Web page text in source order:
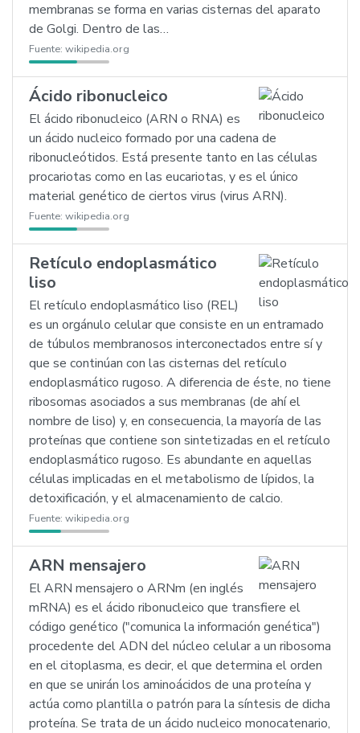
membranas se forma en varias cisternas del aparato
de Golgi. Dentro de las…
Fuente: wikipedia.org
Ácido ribonucleico
El ácido ribonucleico (ARN o RNA) es
un ácido nucleico formado por una cadena de
ribonucleótidos. Está presente tanto en las células
procariotas como en las eucariotas, y es el único
material genético de ciertos virus (virus ARN).
Fuente: wikipedia.org
Retículo endoplasmático
liso
El retículo endoplasmático liso (REL)
es un orgánulo celular que consiste en un entramado
de túbulos membranosos interconectados entre sí y
que se continúan con las cisternas del retículo
endoplasmático rugoso. A diferencia de éste, no tiene
ribosomas asociados a sus membranas (de ahí el
nombre de liso) y, en consecuencia, la mayoría de las
proteínas que contiene son sintetizadas en el retículo
endoplasmático rugoso. Es abundante en aquellas
células implicadas en el metabolismo de lípidos, la
detoxificación, y el almacenamiento de calcio.
Fuente: wikipedia.org
ARN mensajero
El ARN mensajero o ARNm (en inglés
mRNA) es el ácido ribonucleico que transfiere el
código genético ("comunica la información genética")
procedente del ADN del núcleo celular a un ribosoma
en el citoplasma, es decir, el que determina el orden
en que se unirán los aminoácidos de una proteína y
actúa como plantilla o patrón para la síntesis de dicha
proteína. Se trata de un ácido nucleico monocatenario,